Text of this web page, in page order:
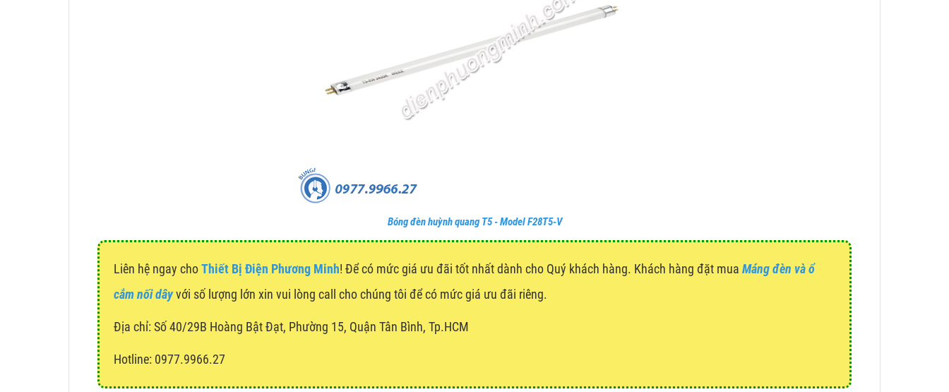
Bóng đèn huỳnh quang T5 - Model F28T5-V
Liên hệ ngay choThiết Bị Điện Phương Minh! Để có mức giá ưu đãi tốt nhất dành cho Quý khách hàng. Khách hàng đặt mua Máng đèn và ổ
cắm nối dâyvới số lượng lớn xin vui lòng call cho chúng tôi để có mức giá ưu đãi riêng.
Địa chỉ: Số 40/29B Hoàng Bật Đạt, Phường 15, Quận Tân Bình, Tp.HCM
Hotline: 0977.9966.27